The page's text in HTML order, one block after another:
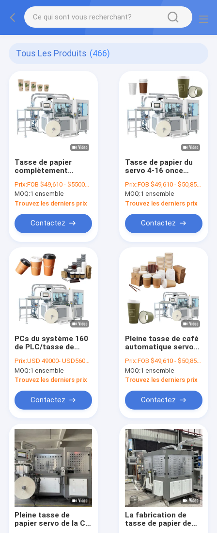
Tous Les Produits (466)
Tasse de papier
complètement
des machines pour
faire la tasse de
papier jetable
Prix:FOB $49,610 - $55000 / Set
MOQ:1 ensemble
Trouvez les derniers prix
Contactez
Tasse de papier du
servo 4-16 once
automatique de la
machine 3
Prix:FOB $49,610 - $50,850 / Set
MOQ:1 ensemble
Trouvez les derniers prix
Contactez
PCs du système 160
de PLC/tasse de
minimum de crème
glacée faisant des
machines
Prix:USD 49000- USD56000 / set
MOQ:1 ensemble
Trouvez les derniers prix
Contactez
Pleine tasse de café
automatique servo
machine 140-170
PCs/minute
Prix:FOB $49,610 - $50,850 / Set
MOQ:1 ensemble
Trouvez les derniers prix
Contactez
Pleine tasse de
papier servo de la CE
La fabrication de
tasse de papier de